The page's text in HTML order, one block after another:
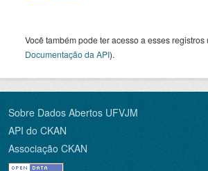
Você também pode ter acesso a esses registros
Documentação da API).
Sobre Dados Abertos UFVJM
API do CKAN
Associação CKAN